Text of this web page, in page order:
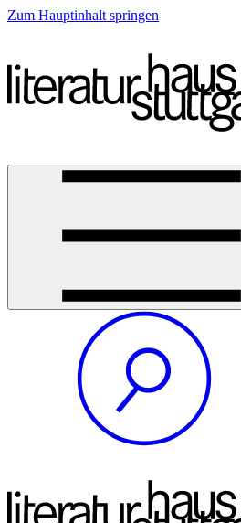
Zum Hauptinhalt springen